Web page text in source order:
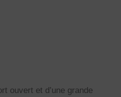
ouvert et d’une grande